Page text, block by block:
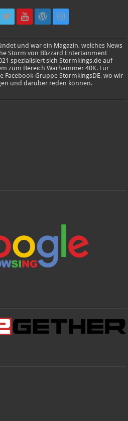
und war ein Magazin, welches News
Storm von Blizzard Entertainment
spezialisiert sich Stormkings.de auf
zum Bereich Warhammer 40K. Für
Facebook-Gruppe StormkingsDE, wo wir
und darüber reden können.